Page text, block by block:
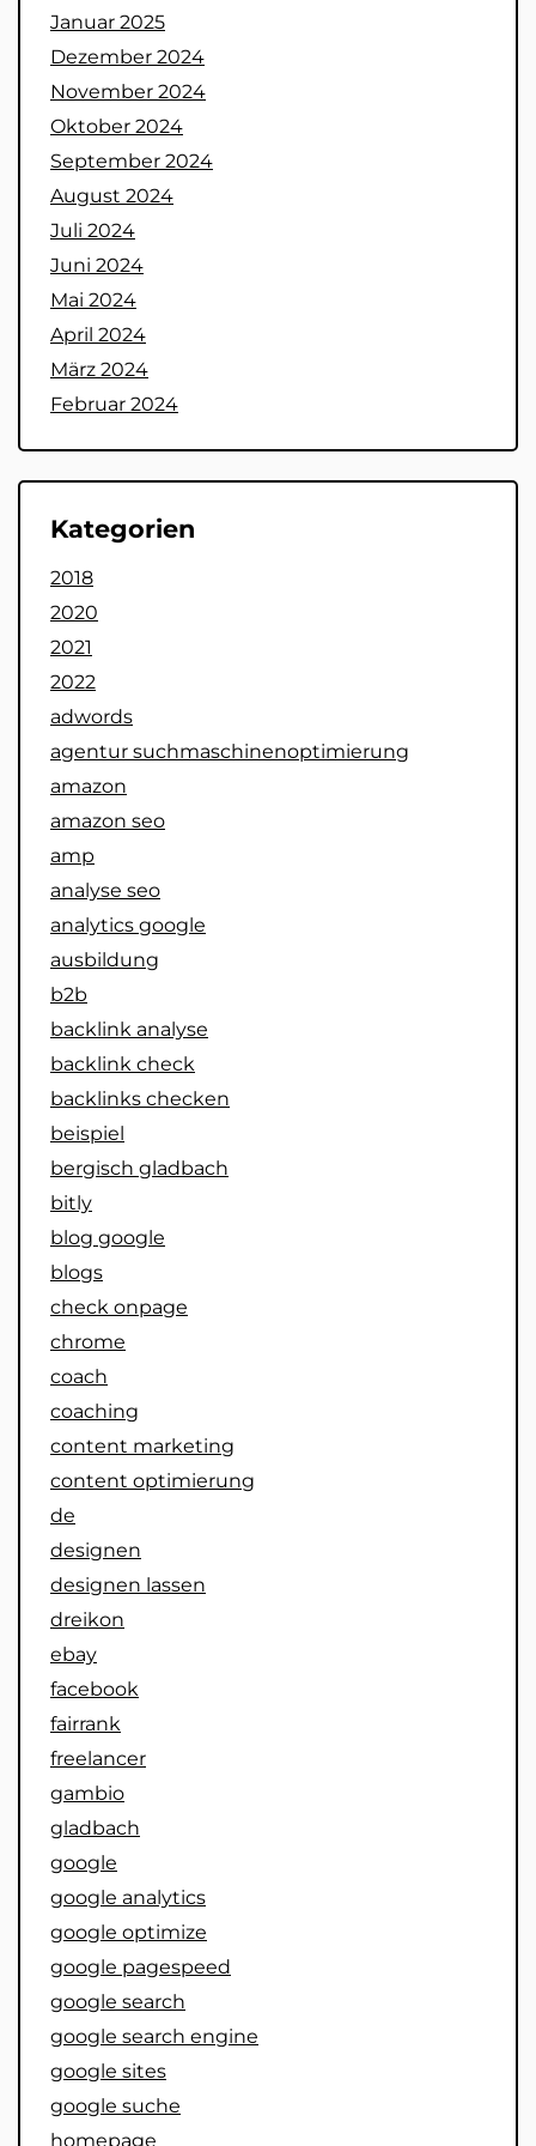
Januar 2025
Dezember 2024
November 2024
Oktober 2024
September 2024
August 2024
Juli 2024
Juni 2024
Mai 2024
April 2024
März 2024
Februar 2024
Kategorien
2018
2020
2021
2022
adwords
agentur suchmaschinenoptimierung
amazon
amazon seo
amp
analyse seo
analytics google
ausbildung
b2b
backlink analyse
backlink check
backlinks checken
beispiel
bergisch gladbach
bitly
blog google
blogs
check onpage
chrome
coach
coaching
content marketing
content optimierung
de
designen
designen lassen
dreikon
ebay
facebook
fairrank
freelancer
gambio
gladbach
google
google analytics
google optimize
google pagespeed
google search
google search engine
google sites
google suche
homepage